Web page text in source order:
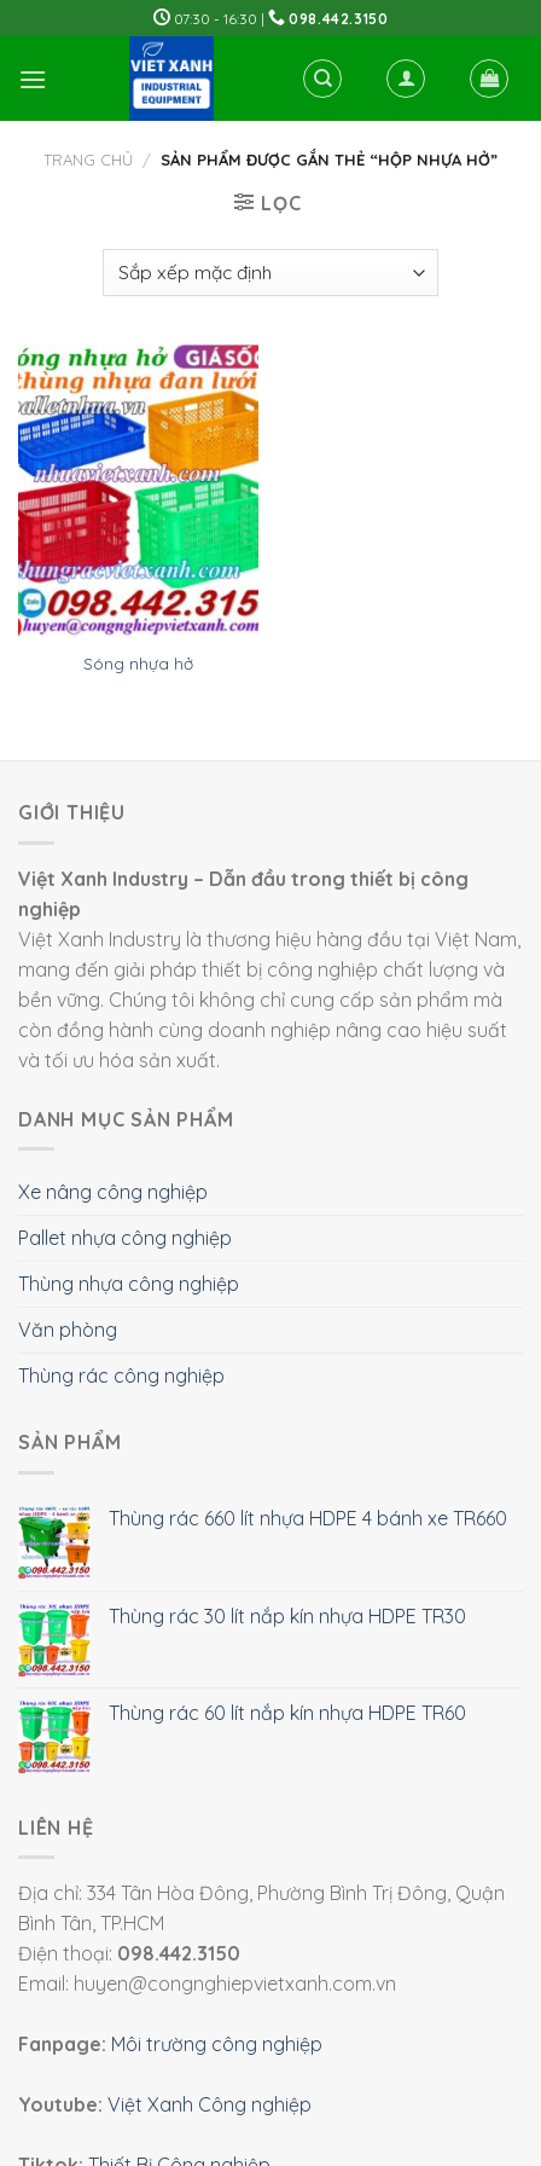
to
content
07:30 - 16:30 | 098.442.3150
TRANG CHỦ / SẢN PHẨM ĐƯỢC GẮN THẺ “HỘP NHỰA HỞ”
LỌC
Sóng nhựa hở
GIỚI THIỆU
Việt Xanh Industry – Dẫn đầu trong thiết bị công
nghiệp
Việt Xanh Industry là thương hiệu hàng đầu tại Việt Nam,
mang đến giải pháp thiết bị công nghiệp chất lượng và
bền vững. Chúng tôi không chỉ cung cấp sản phẩm mà
còn đồng hành cùng doanh nghiệp nâng cao hiệu suất
và tối ưu hóa sản xuất.
DANH MỤC SẢN PHẨM
Xe nâng công nghiệp
Pallet nhựa công nghiệp
Thùng nhựa công nghiệp
Văn phòng
Thùng rác công nghiệp
SẢN PHẨM
Thùng rác 660 lít nhựa HDPE 4 bánh xe TR660
Thùng rác 30 lít nắp kín nhựa HDPE TR30
Thùng rác 60 lít nắp kín nhựa HDPE TR60
LIÊN HỆ
Địa chỉ: 334 Tân Hòa Đông, Phường Bình Trị Đông, Quận
Bình Tân, TP.HCM
Điện thoại: 098.442.3150
Email: huyen@congnghiepvietxanh.com.vn
Fanpage: Môi trường công nghiệp
Youtube: Việt Xanh Công nghiệp